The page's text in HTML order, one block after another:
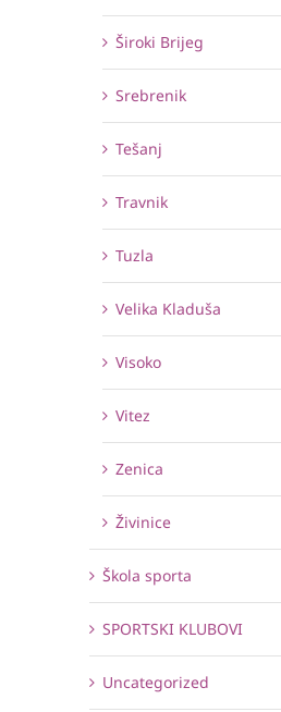
Široki Brijeg
Srebrenik
Tešanj
Travnik
Tuzla
Velika Kladuša
Visoko
Vitez
Zenica
Živinice
Škola sporta
SPORTSKI KLUBOVI
Uncategorized